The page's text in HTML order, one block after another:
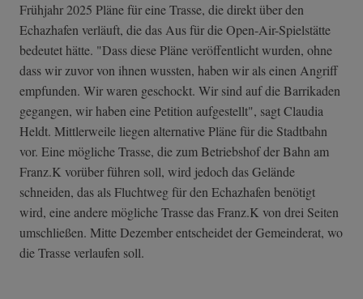
Frühjahr 2025 Pläne für eine Trasse, die direkt über den
Echazhafen verläuft, die das Aus für die Open-Air-Spielstätte
bedeutet hätte. "Dass diese Pläne veröffentlicht wurden, ohne
dass wir zuvor von ihnen wussten, haben wir als einen Angriff
empfunden. Wir waren geschockt. Wir sind auf die Barrikaden
gegangen, wir haben eine Petition aufgestellt", sagt Claudia
Heldt. Mittlerweile liegen alternative Pläne für die Stadtbahn
vor. Eine mögliche Trasse, die zum Betriebshof der Bahn am
Franz.K vorüber führen soll, wird jedoch das Gelände
schneiden, das als Fluchtweg für den Echazhafen benötigt
wird, eine andere mögliche Trasse das Franz.K von drei Seiten
umschließen. Mitte Dezember entscheidet der Gemeinderat, wo
die Trasse verlaufen soll.